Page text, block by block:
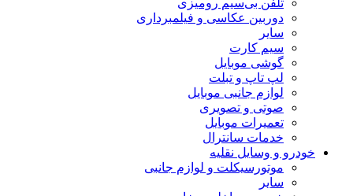
تلفن بی‌سیم رومیزی
دوربین عکاسی و فیلمبرداری
سایر
سیم کارت
گوشی موبایل
لپ تاپ و تبلت
لوازم جانبی موبایل
صوتی و تصویری
تعمیرات موبایل
خدمات سانترال
خودرو و وسایل نقلیه
موتورسیکلت و لوازم جانبی
سایر